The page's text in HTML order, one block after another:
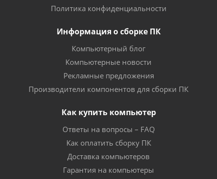
Политика конфиденциальности
Информация о сборке ПК
Компьютерный блог
Компьютерные новости
Рекламные предложения
Производители компонентов для сборки ПК
Как купить компьютер
Ответы на вопросы – FAQ
Как оплатить сборку ПК
Доставка компьютеров
Гарантия на компьютеры